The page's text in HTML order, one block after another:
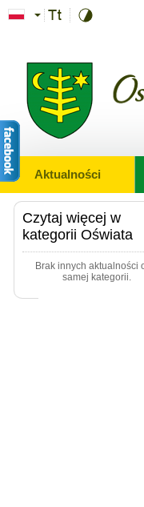
Przejdź do treści
Aktualności
Czytaj więcej w
kategorii Oświata
Brak innych aktualności
samej kategorii.